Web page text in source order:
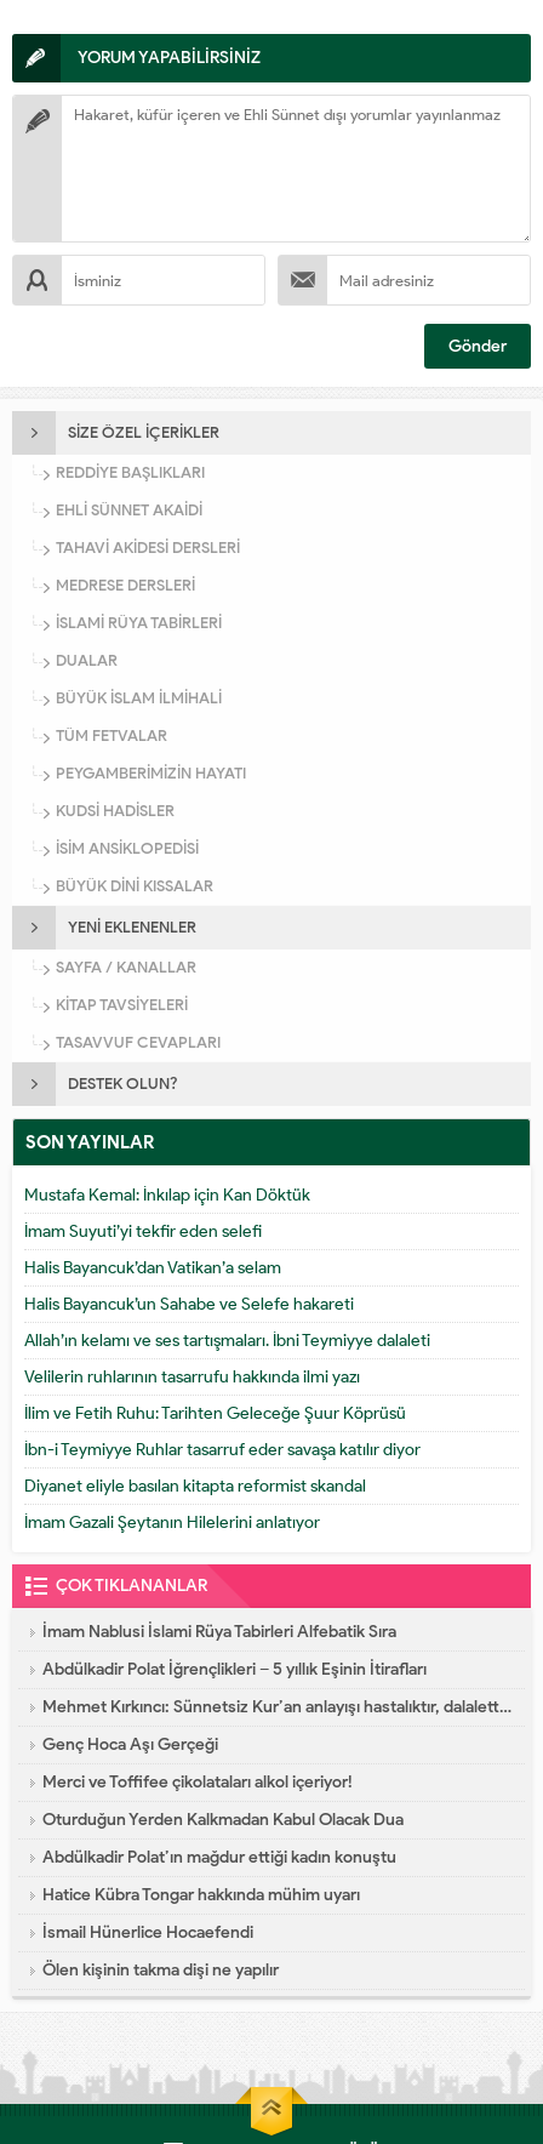
YORUM YAPABİLİRSİNİZ
SİZE ÖZEL İÇERİKLER
REDDİYE BAŞLIKLARI
EHLİ SÜNNET AKAİDİ
TAHAVİ AKİDESİ DERSLERİ
MEDRESE DERSLERİ
İSLAMİ RÜYA TABİRLERİ
DUALAR
BÜYÜK İSLAM İLMİHALİ
TÜM FETVALAR
PEYGAMBERİMİZİN HAYATI
KUDSİ HADİSLER
İSİM ANSİKLOPEDİSİ
BÜYÜK DİNİ KISSALAR
YENİ EKLENENLER
SAYFA / KANALLAR
KİTAP TAVSİYELERİ
TASAVVUF CEVAPLARI
DESTEK OLUN?
SON YAYINLAR
Mustafa Kemal: İnkılap için Kan Döktük
İmam Suyuti’yi tekfir eden selefi
Halis Bayancuk’dan Vatikan’a selam
Halis Bayancuk’un Sahabe ve Selefe hakareti
Allah’ın kelamı ve ses tartışmaları. İbni Teymiyye dalaleti
Velilerin ruhlarının tasarrufu hakkında ilmi yazı
İlim ve Fetih Ruhu: Tarihten Geleceğe Şuur Köprüsü
İbn-i Teymiyye Ruhlar tasarruf eder savaşa katılır diyor
Diyanet eliyle basılan kitapta reformist skandal
İmam Gazali Şeytanın Hilelerini anlatıyor
ÇOK TIKLANANLAR
İmam Nablusi İslami Rüya Tabirleri Alfebatik Sıra
Abdülkadir Polat İğrençlikleri – 5 yıllık Eşinin İtirafları
Mehmet Kırkıncı: Sünnetsiz Kur’an anlayışı hastalıktır, dalalettir!
Genç Hoca Aşı Gerçeği
Merci ve Toffifee çikolataları alkol içeriyor!
Oturduğun Yerden Kalkmadan Kabul Olacak Dua
Abdülkadir Polat’ın mağdur ettiği kadın konuştu
Hatice Kübra Tongar hakkında mühim uyarı
İsmail Hünerlice Hocaefendi
Ölen kişinin takma dişi ne yapılır